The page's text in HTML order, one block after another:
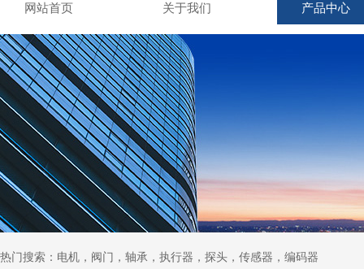
网站首页 关于我们 产品中心
热门搜索：电机，阀门，轴承，执行器，探头，传感器，编码器